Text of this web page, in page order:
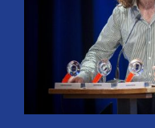
journalisten tijd,
soms worden
gaat de hele